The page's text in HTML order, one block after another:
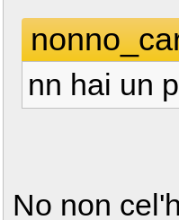
nn hai un
No non